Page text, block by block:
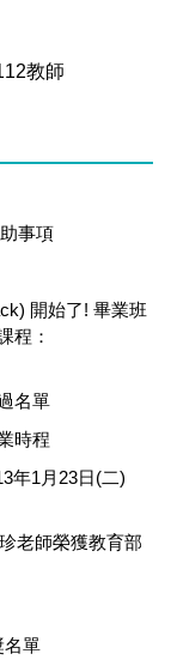
教師
事項
開始了! 畢業班
程：
名單
時程
年1月23日(二)
老師榮獲教育部
名單